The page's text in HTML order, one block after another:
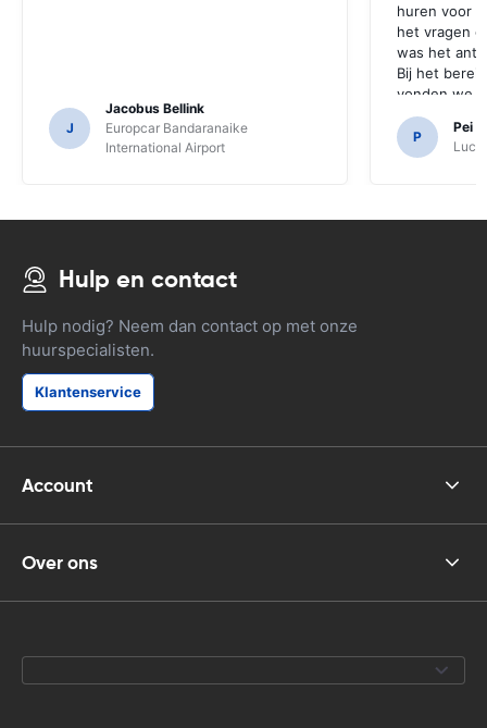
J
Jacobus Bellink
Europcar Bandaranaike
International Airport
huren voor
het vragen
was het
Bij het
vonden we
kwam.Het
we hadden
kopen,
P
Pei
Hulp en contact
Hulp nodig? Neem dan contact op met onze
huurspecialisten.
Klantenservice
Account
Over ons